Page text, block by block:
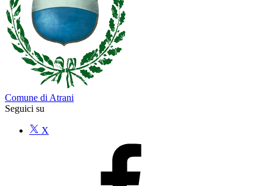
Comune di Atrani
Seguici su
X